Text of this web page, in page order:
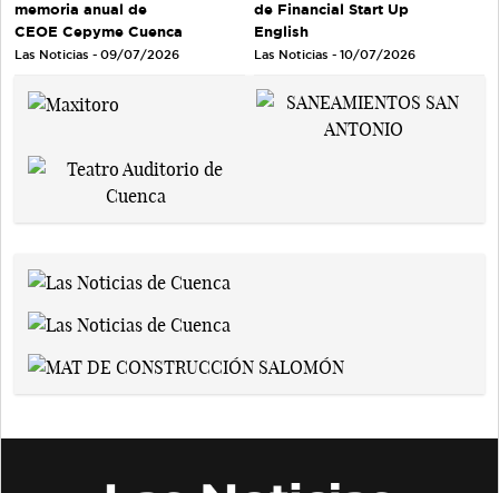
memoria anual de
CEOE Cepyme Cuenca
Las Noticias - 09/07/2026
de Financial Start Up
English
Las Noticias - 10/07/2026